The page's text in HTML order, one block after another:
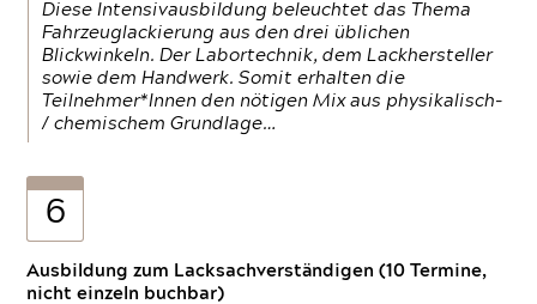
Diese Intensivausbildung beleuchtet das Thema
Fahrzeuglackierung aus den drei üblichen
Blickwinkeln. Der Labortechnik, dem Lackhersteller
sowie dem Handwerk. Somit erhalten die
Teilnehmer*Innen den nötigen Mix aus physikalisch-
/ chemischem Grundlage…
6
Ausbildung zum Lacksachverständigen (10 Termine,
nicht einzeln buchbar)